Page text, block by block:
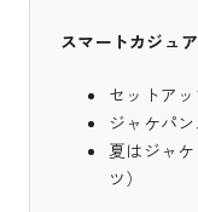
スマートカジュ
セットア
ジャケパ
夏はジャ
ツ）